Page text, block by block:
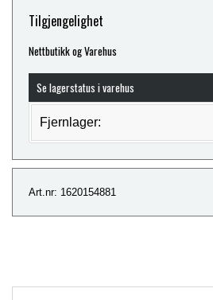
Tilgjengelighet
Nettbutikk og Varehus
Se lagerstatus i varehus
Fjernlager:
Art.nr: 1620154881